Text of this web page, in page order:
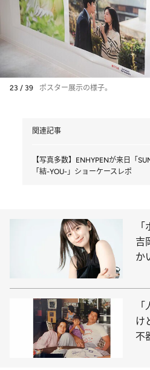
23 / 39 ポスター展示の様子。
関連記事
【写真多数】ENHYPENが来日「
「結-YOU-」ショーケースレポ
吉
か
け
不